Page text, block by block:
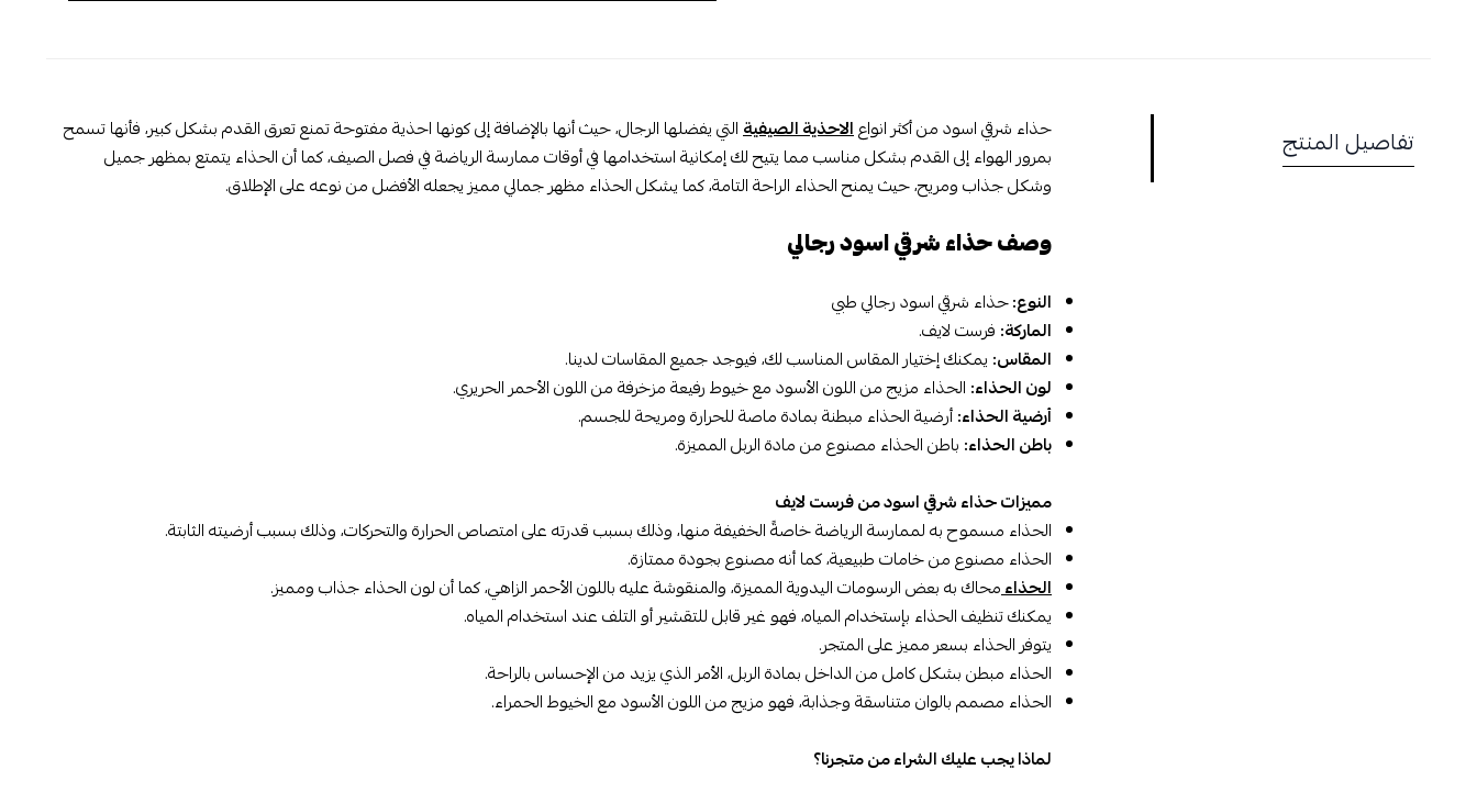
تفاصيل المنتج حذاء شرقي اسود من أكثر انواعالاحذية الصيفيةالتي يفضلها الرجال، حيث أنها بالإضافة إلى كونها احذية مفتوحة تمنع تعرق القدم بشكل كبير، فأنها تسمح
بمرور الهواء إلى القدم بشكل مناسب مما يتيح لك إمكانية استخدامها في أوقات ممارسة الرياضة في فصل الصيف، كما أن الحذاء يتمتع بمظهر جميل
وشكل جذاب ومريح، حيث يمنح الحذاء الراحة التامة، كما يشكل الحذاء مظهر جمالي مميز يجعله الأفضل من نوعه على الإطلاق.
وصف حذاء شرقي اسود رجالي
النوع:حذاء شرقي اسود رجالي طبي
الماركة: فرست لايف.
المقاس: يمكنك إختيار المقاس المناسب لك، فيوجد جميع المقاسات لدينا.
لون الحذاء: الحذاء مزيج من اللون الأسود مع خيوط رفيعة مزخرفة من اللون الأحمر الحريري.
أرضية الحذاء:أرضية الحذاء مبطنة بمادة ماصة للحرارة ومريحة للجسم.
باطن الحذاء: باطن الحذاء مصنوع من مادة الربل المميزة.
مميزات حذاء شرقي اسود من فرست لايف
الحذاء مسموح به لممارسة الرياضة خاصةً الخفيفة منها، وذلك بسبب قدرته على امتصاص الحرارة والتحركات، وذلك بسبب أرضيته الثابتة.
الحذاء مصنوع من خامات طبيعية، كما أنه مصنوع بجودة ممتازة.
الحذاءمحاك به بعض الرسومات اليدوية المميزة، والمنقوشة عليه باللون الأحمر الزاهي، كما أن لون الحذاء جذاب ومميز.
يمكنك تنظيف الحذاء بإستخدام المياه، فهو غير قابل للتقشير أو التلف عند استخدام المياه.
يتوفر الحذاء بسعر مميز على المتجر.
الحذاء مبطن بشكل كامل من الداخل بمادة الربل، الأمر الذي يزيد من الإحساس بالراحة.
الحذاء مصمم بالوان متناسقة وجذابة، فهو مزيج من اللون الأسود مع الخيوط الحمراء.
لماذا يجب عليك الشراء من متجرنا؟